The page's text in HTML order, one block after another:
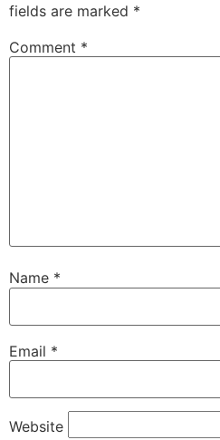
fields are marked *
Comment *
Name *
Email *
Website